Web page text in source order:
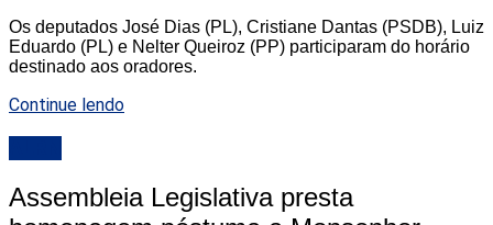
Os deputados José Dias (PL), Cristiane Dantas (PSDB), Luiz
Eduardo (PL) e Nelter Queiroz (PP) participaram do horário
destinado aos oradores.
Continue lendo
Assembleia Legislativa presta